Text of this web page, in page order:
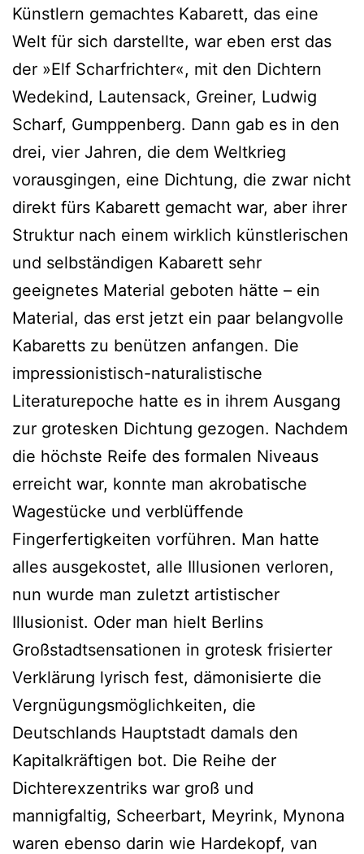
Künstlern gemachtes Kabarett, das eine
Welt für sich darstellte, war eben erst das
der »Elf Scharfrichter«, mit den Dichtern
Wedekind, Lautensack, Greiner, Ludwig
Scharf, Gumppenberg. Dann gab es in den
drei, vier Jahren, die dem Weltkrieg
vorausgingen, eine Dichtung, die zwar nicht
direkt fürs Kabarett gemacht war, aber ihrer
Struktur nach einem wirklich künstlerischen
und selbständigen Kabarett sehr
geeignetes Material geboten hätte – ein
Material, das erst jetzt ein paar belangvolle
Kabaretts zu benützen anfangen. Die
impressionistisch-naturalistische
Literaturepoche hatte es in ihrem Ausgang
zur grotesken Dichtung gezogen. Nachdem
die höchste Reife des formalen Niveaus
erreicht war, konnte man akrobatische
Wagestücke und verblüffende
Fingerfertigkeiten vorführen. Man hatte
alles ausgekostet, alle Illusionen verloren,
nun wurde man zuletzt artistischer
Illusionist. Oder man hielt Berlins
Großstadtsensationen in grotesk frisierter
Verklärung lyrisch fest, dämonisierte die
Vergnügungsmöglichkeiten, die
Deutschlands Hauptstadt damals den
Kapitalkräftigen bot. Die Reihe der
Dichterexzentriks war groß und
mannigfaltig, Scheerbart, Meyrink, Mynona
waren ebenso darin wie Hardekopf, van